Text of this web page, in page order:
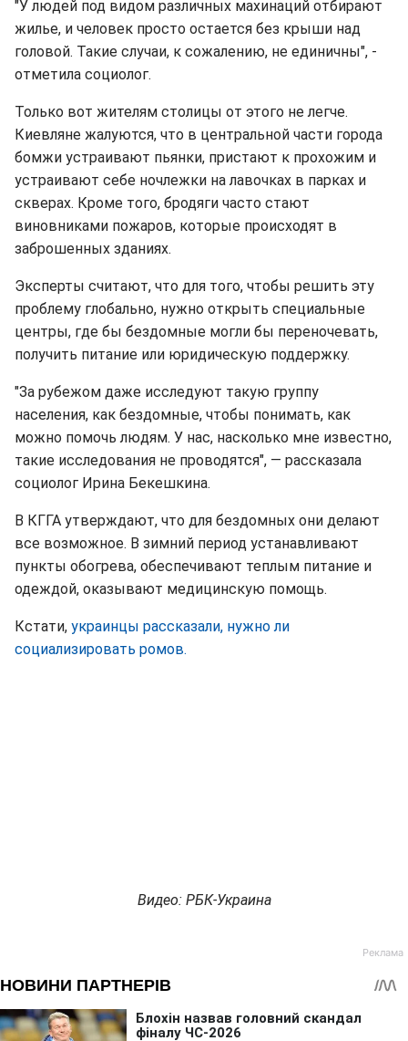
"У людей под видом различных махинаций отбирают
жилье, и человек просто остается без крыши над
головой. Такие случаи, к сожалению, не единичны", -
отметила социолог.
Только вот жителям столицы от этого не легче.
Киевляне жалуются, что в центральной части города
бомжи устраивают пьянки, пристают к прохожим и
устраивают себе ночлежки на лавочках в парках и
скверах. Кроме того, бродяги часто стают
виновниками пожаров, которые происходят в
заброшенных зданиях.
Эксперты считают, что для того, чтобы решить эту
проблему глобально, нужно открыть специальные
центры, где бы бездомные могли бы переночевать,
получить питание или юридическую поддержку.
"За рубежом даже исследуют такую группу
населения, как бездомные, чтобы понимать, как
можно помочь людям. У нас, насколько мне известно,
такие исследования не проводятся", — рассказала
социолог Ирина Бекешкина.
В КГГА утверждают, что для бездомных они делают
все возможное. В зимний период устанавливают
пункты обогрева, обеспечивают теплым питание и
одеждой, оказывают медицинскую помощь.
Кстати, украинцы рассказали, нужно ли
социализировать ромов.
Видео: РБК-Украина